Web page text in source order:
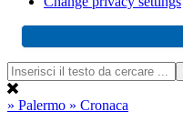
» Palermo » Cronaca